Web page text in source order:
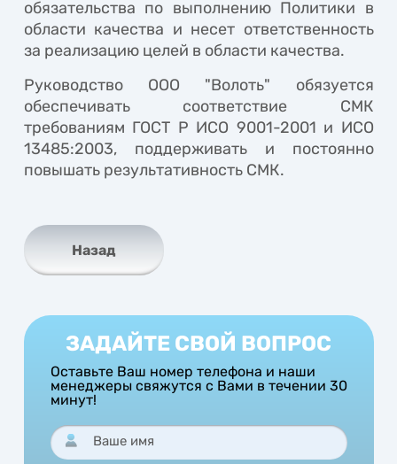
обязательства по выполнению Политики в
области качества и несет ответственность
за реализацию целей в области качества.
Руководство ООО "Волоть" обязуется
обеспечивать соответствие СМК
требованиям ГОСТ Р ИСО 9001-2001 и ИСО
13485:2003, поддерживать и постоянно
повышать результативность СМК.
Назад
ЗАДАЙТЕ СВОЙ ВОПРОС
Оставьте Ваш номер телефона и наши
менеджеры свяжутся с Вами в течении 30
минут!